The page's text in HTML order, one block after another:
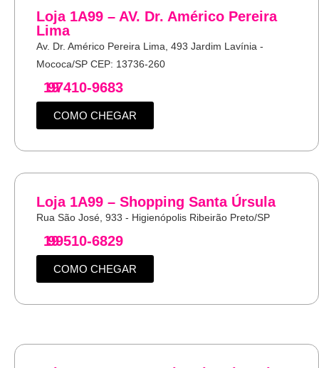
Loja 1A99 – AV. Dr. Américo Pereira
Lima
Av. Dr. Américo Pereira Lima, 493 Jardim Lavínia -
Mococa/SP CEP: 13736-260
19
97410-9683
COMO CHEGAR
Loja 1A99 – Shopping Santa Úrsula
Rua São José, 933 - Higienópolis Ribeirão Preto/SP
19
99510-6829
COMO CHEGAR